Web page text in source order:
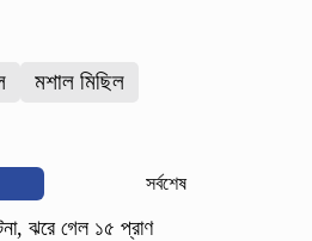
মশাল মিছিল
সর্বশেষ
ঝরে গেল ১৫ প্রাণ